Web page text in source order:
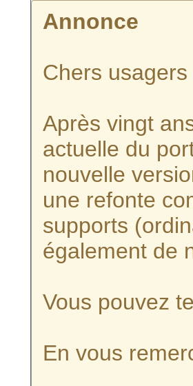
Annonce
Chers
Après vingt
actuelle du
nouvelle
une refonte
supports
également de
Vous pouvez
En vous